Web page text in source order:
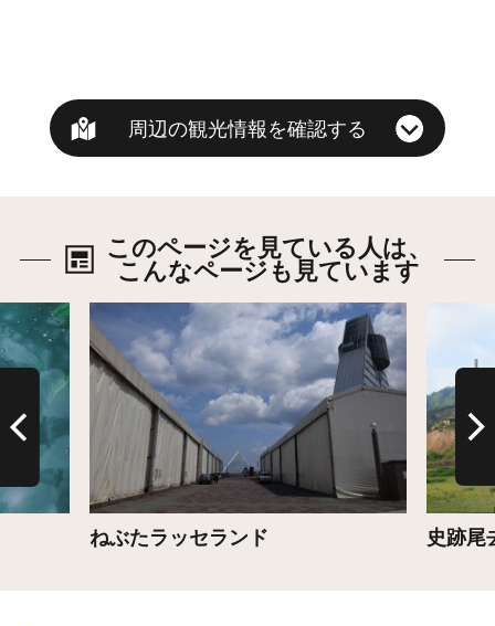
周辺の観光情報を確認する
このページを見ている人は、
こんなページも見ています
ねぶたラッセランド
詳細はこちら
史跡尾